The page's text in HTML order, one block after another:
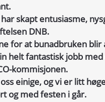
skapt entusiasme,
DNB.
for at bunadbruken
helt fantastisk jobb
kommisjonen.
einige, og vi er litt
og med festen i går.